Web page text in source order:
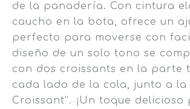
de la panadería. Con cintura
caucho en la bota, ofrece un
perfecto para moverse con
diseño de un solo tono se
con dos croissants en la parte
cada lado de la cola, junto a la
Croissant”. ¡Un toque delicioso